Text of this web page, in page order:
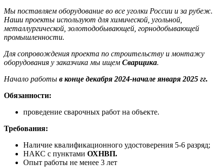
Мы поставляем оборудование во все уголки России и за рубеж.
Наши проекты используют для химической, угольной,
металлургической, золотодобывающей, горнодобывающей
промышленности.
Для сопровождения проекта по строительству и монтажу
оборудования у заказчика мы ищем Сварщика.
Начало работы в конце декабря 2024-начале января 2025 гг.
Обязанности:
проведение сварочных работ на объекте.
Требования:
Наличие квалификационного удостоверения 5-6 разряд;
НАКС с пунктами ОХНВП.
Опыт работы не менее 3 лет